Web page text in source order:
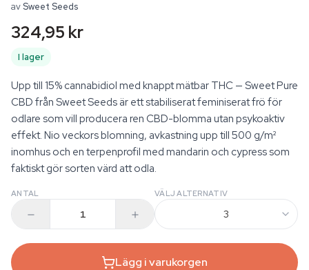
avSweet Seeds
324,95 kr
I lager
Upp till 15% cannabidiol med knappt mätbar THC — Sweet Pure
CBD från Sweet Seeds är ett stabiliserat feminiserat frö för
odlare som vill producera ren CBD-blomma utan psykoaktiv
effekt. Nio veckors blomning, avkastning upp till 500 g/m²
inomhus och en terpenprofil med mandarin och cypress som
faktiskt gör sorten värd att odla.
ANTAL VÄLJ ALTERNATIV
3
Lägg i varukorgen